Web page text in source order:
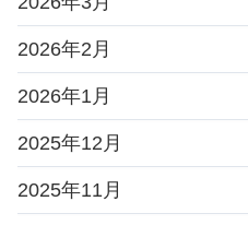
2026年2月
2026年1月
2025年12月
2025年11月